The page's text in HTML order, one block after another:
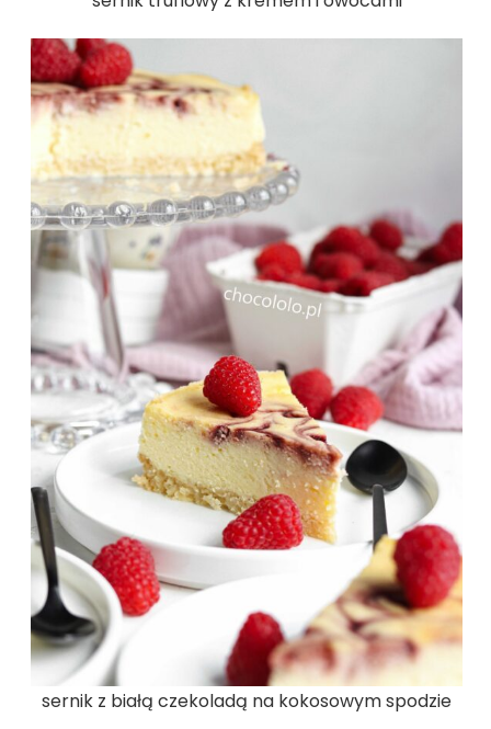
sernik z białą czekoladą na kokosowym spodzie